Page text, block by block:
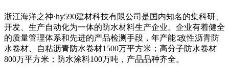
浙江海洋之神·hy590建材科技有限公司是国内知名的集科研、
开发、生产自动化为一体的防水材料生产企业。企业有着健全
的质量管理体系和先进的产品检测手段，年产能∶改性沥青防
水卷材、自粘沥青防水卷材1500万平方米；高分子防水卷材
800万平方米；防水涂料100万吨，产品品种齐全。